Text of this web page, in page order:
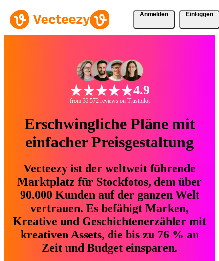
Anmelden Einloggen
4.9
from 33.572 reviews on Trustpilot
Erschwingliche Pläne mit
einfacher Preisgestaltung
Vecteezy ist der weltweit führende
Marktplatz für Stockfotos, dem über
90.000 Kunden auf der ganzen Welt
vertrauen. Es befähigt Marken,
Kreative und Geschichtenerzähler mit
kreativen Assets, die bis zu 76 % an
Zeit und Budget einsparen.